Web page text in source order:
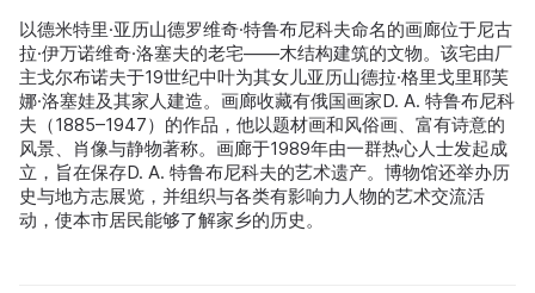
以德米特里·亚历山德罗维奇·特鲁布尼科夫命名的画廊位于尼古
拉·伊万诺维奇·洛塞夫的老宅——木结构建筑的文物。该宅由厂
主戈尔布诺夫于19世纪中叶为其女儿亚历山德拉·格里戈里耶芙
娜·洛塞娃及其家人建造。画廊收藏有俄国画家D. A. 特鲁布尼科
夫（1885–1947）的作品，他以题材画和风俗画、富有诗意的
风景、肖像与静物著称。画廊于1989年由一群热心人士发起成
立，旨在保存D. A. 特鲁布尼科夫的艺术遗产。博物馆还举办历
史与地方志展览，并组织与各类有影响力人物的艺术交流活
动，使本市居民能够了解家乡的历史。